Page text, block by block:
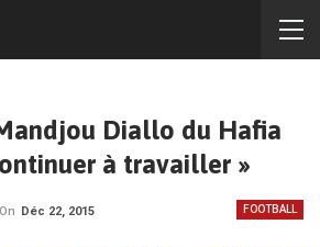
Diallo du Hafia
à travailler »
FOOTBALL
On Déc 22, 2015